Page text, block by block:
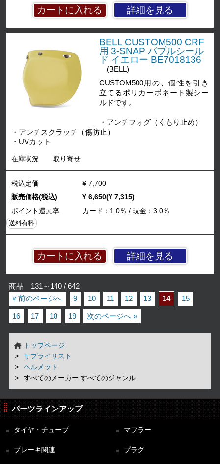
詳細を見る
BELL CUSTOM500 CRF
用 3-SNAP バブルシール
ド イエロー BE7018136
(BELL)
CUSTOM500用の、個性を引き
立てるポリカーボネート製シー
ルドです。
・アンチフォグ（くもり止め）
・アンチスクラッチ（傷防止）
・UVカット
在庫状況 取り寄せ
詳細を見る
税込定価
¥ 7,700
販売価格(税込)
¥ 6,650(¥ 7,315)
ポイント還元率
カード：1.0％ / 現金：3.0％
送料有料
商品 131～140 / 642
« 前のページへ
9 10 11 12 13 14 15
16 17 18 19 次のページへ »
トップページ
サプライリスト
ヘルメット
すべてのメーカー すべてのジャンル
パーツラインアップ
タイヤ・チューブ マフラー
ブレーキ関連 プラグ